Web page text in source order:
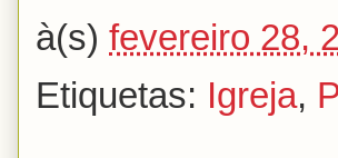
à(s) fevereiro 28,
Etiquetas: Igreja,